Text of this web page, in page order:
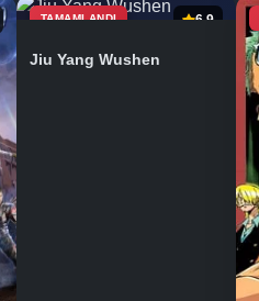
TAMAMLANDI 6.9
Jiu Yang Wushen